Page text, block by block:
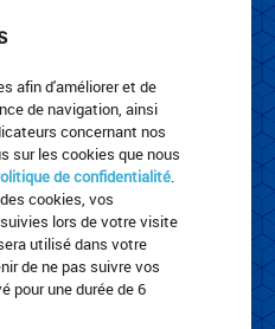
afin d'améliorer et de
de navigation, ainsi
concernant nos
sur les cookies que nous
de confidentialité.
cookies, vos
lors de votre visite
utilisé dans votre
de ne pas suivre vos
pour une durée de 6